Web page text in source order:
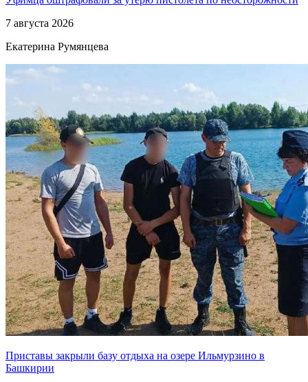
7 августа 2026
Екатерина Румянцева
Приставы закрыли базу отдыха на озере Ильмурзино в
Башкирии